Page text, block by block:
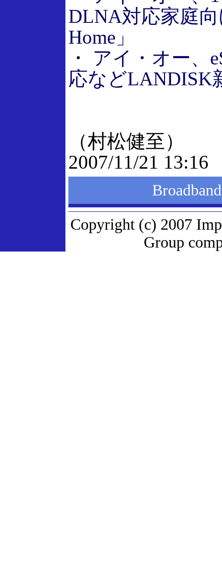
DLNA対応家庭
Home」
・ アイ・オー、
応などLANDISK
（村松健至）
2007/11/21 13:16
Copyright (c) 2007
Group